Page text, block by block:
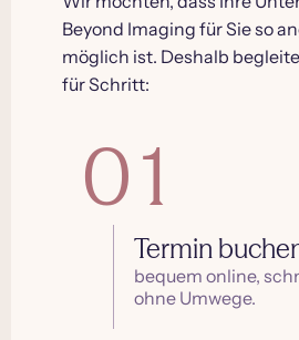
Beyond Imaging für Sie so
möglich ist. Deshalb
für Schritt:
01
Termin
bequem online,
ohne Umwege.